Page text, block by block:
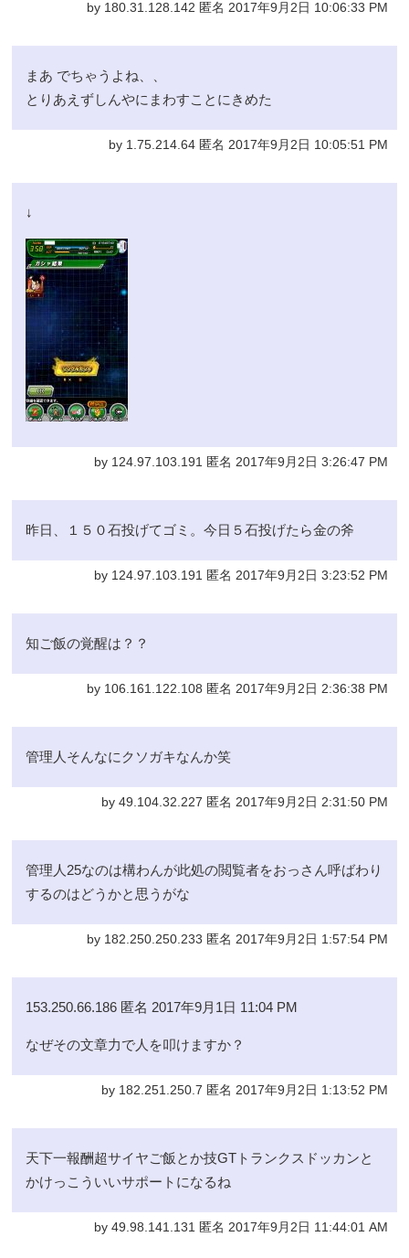
by 180.31.128.142 匿名 2017年9月2日 10:06:33 PM
まあ でちゃうよね、、
とりあえずしんやにまわすことにきめた
by 1.75.214.64 匿名 2017年9月2日 10:05:51 PM
↓
by 124.97.103.191 匿名 2017年9月2日 3:26:47 PM
昨日、１５０石投げてゴミ。今日５石投げたら金の斧
by 124.97.103.191 匿名 2017年9月2日 3:23:52 PM
知ご飯の覚醒は？？
by 106.161.122.108 匿名 2017年9月2日 2:36:38 PM
管理人そんなにクソガキなんか笑
by 49.104.32.227 匿名 2017年9月2日 2:31:50 PM
管理人25なのは構わんが此処の閲覧者をおっさん呼ばわり
するのはどうかと思うがな
by 182.250.250.233 匿名 2017年9月2日 1:57:54 PM
153.250.66.186 匿名 2017年9月1日 11:04 PM
なぜその文章力で人を叩けますか？
by 182.251.250.7 匿名 2017年9月2日 1:13:52 PM
天下一報酬超サイヤご飯とか技GTトランクスドッカンと
かけっこういいサポートになるね
by 49.98.141.131 匿名 2017年9月2日 11:44:01 AM